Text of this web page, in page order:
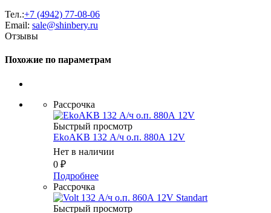
Тел.:+7 (4942) 77-08-06
Email: sale@shinbery.ru
Отзывы
Похожие по параметрам
Рассрочка
Быстрый просмотр
EkoAKB 132 А/ч о.п. 880А 12V
Нет в наличии
0 ₽
Подробнее
Рассрочка
Быстрый просмотр